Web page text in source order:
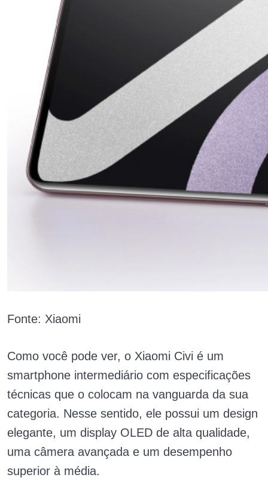
Fonte: Xiaomi
Como você pode ver, o Xiaomi Civi é um
smartphone intermediário com especificações
técnicas que o colocam na vanguarda da sua
categoria. Nesse sentido, ele possui um design
elegante, um display OLED de alta qualidade,
uma câmera avançada e um desempenho
superior à média.